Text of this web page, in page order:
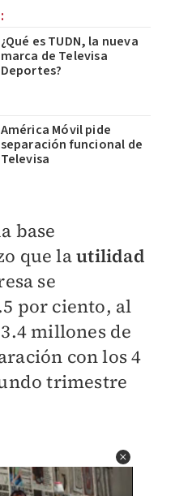
¿Qué es TUDN, la nueva
marca de Televisa
Deportes?
América Móvil pide
separación funcional de
Televisa
base
que lautilidad
se
por ciento, al
millones de
con los 4
trimestre